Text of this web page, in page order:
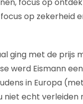
op zekerheid
ging met de
werd Eismann
in Europa
niet echt